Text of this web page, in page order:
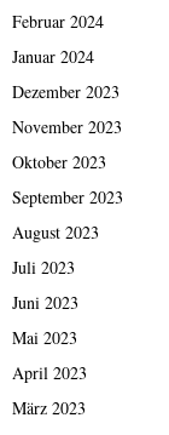
Februar 2024
Januar 2024
Dezember 2023
November 2023
Oktober 2023
September 2023
August 2023
Juli 2023
Juni 2023
Mai 2023
April 2023
März 2023